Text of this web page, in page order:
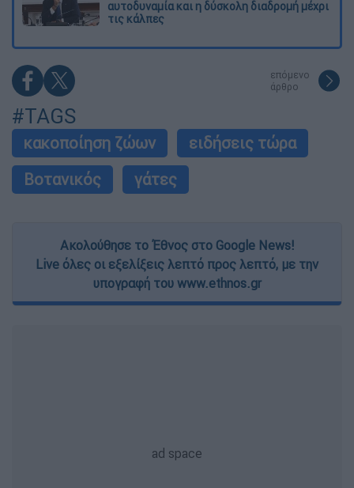
αυτοδυναμία και η δύσκολη διαδρομή μέχρι
τις κάλπες
επόμενο
άρθρο
#TAGS
κακοποίηση ζώων
ειδήσεις τώρα
Βοτανικός
γάτες
Ακολούθησε το Έθνος στο Google News!
Live όλες οι εξελίξεις λεπτό προς λεπτό, με την
υπογραφή του www.ethnos.gr